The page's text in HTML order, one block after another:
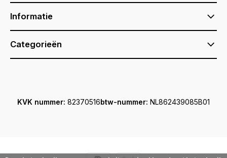
Informatie
Categorieën
KVK nummer: 82370516btw-nummer: NL862439085B01